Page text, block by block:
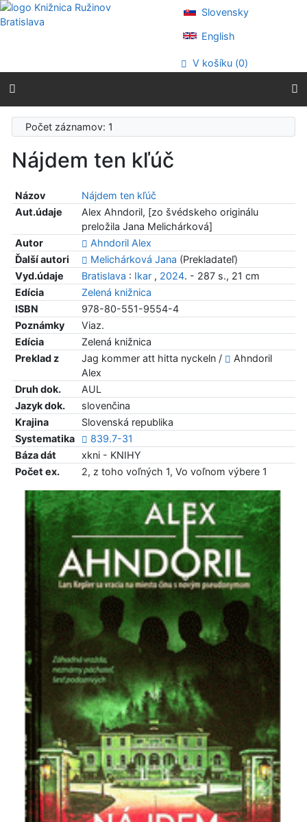
Prejsť na obsah
Prejsť na menu
Prehlásenie o webovej prístupnosti
Slovensky
English
V košíku (0)
Počet záznamov: 1
Nájdem ten kľúč
Názov
Nájdem ten kľúč
Aut.údaje
Alex Ahndoril, [zo švédskeho originálu
preložila Jana Melichárková]
Autor
Ahndoril Alex
Ďalší autori
Melichárková Jana (Prekladateľ)
Vyd.údaje
Bratislava : Ikar, 2024. - 287 s., 21 cm
Edícia
Zelená knižnica
ISBN
978-80-551-9554-4
Poznámky
Viaz.
Edícia
Zelená knižnica
Preklad z
Jag kommer att hitta nyckeln /
Ahndoril
Alex
Druh dok.
AUL
Jazyk dok.
slovenčina
Krajina
Slovenská republika
Systematika
839.7-31
Báza dát
xkni - KNIHY
Počet ex.
2, z toho voľných 1, Vo voľnom výbere 1